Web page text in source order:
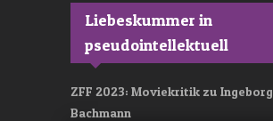
Liebeskummer in
pseudointellektuell
ZFF 2023: Moviekritik zu Ingeborg
Bachmann